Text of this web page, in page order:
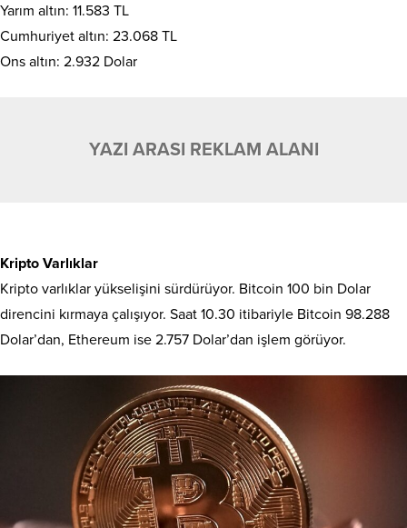
Yarım altın: 11.583 TL
Cumhuriyet altın: 23.068 TL
Ons altın: 2.932 Dolar
YAZI ARASI REKLAM ALANI
Kripto Varlıklar
Kripto varlıklar yükselişini sürdürüyor. Bitcoin 100 bin Dolar
direncini kırmaya çalışıyor. Saat 10.30 itibariyle Bitcoin 98.288
Dolar’dan, Ethereum ise 2.757 Dolar’dan işlem görüyor.